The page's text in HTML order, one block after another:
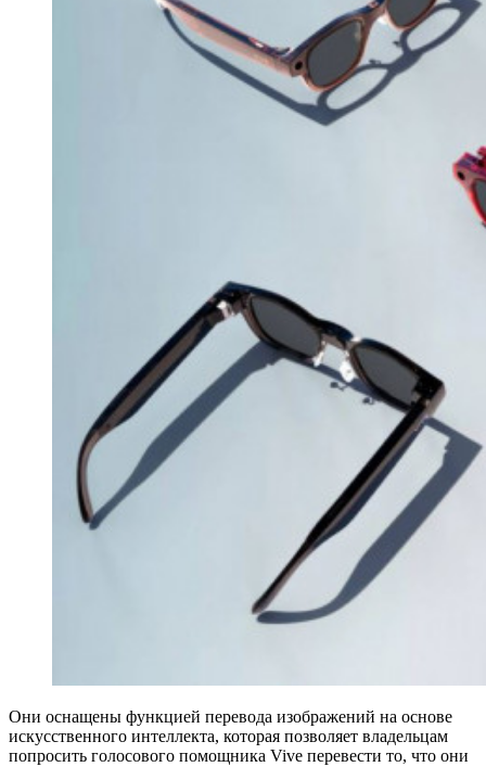
Они оснащены функцией перевода изображений на основе
искусственного интеллекта, которая позволяет владельцам
попросить голосового помощника Vive перевести то, что они